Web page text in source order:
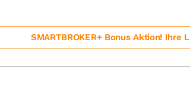
SMARTBROKER+ Bonus Aktion! Ihre